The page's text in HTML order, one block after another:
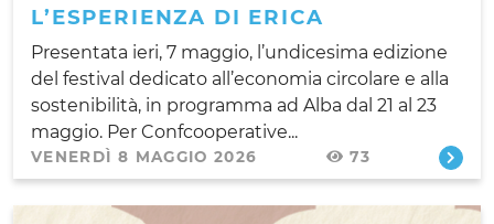
L’ESPERIENZA DI ERICA
Presentata ieri, 7 maggio, l’undicesima edizione
del festival dedicato all’economia circolare e alla
sostenibilità, in programma ad Alba dal 21 al 23
maggio. Per Confcooperative...
VENERDÌ 8 MAGGIO 2026 73